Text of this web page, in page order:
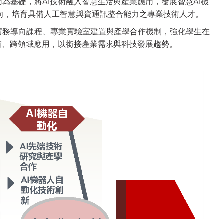
培育具備人工智慧與資通訊整合能力之專業技術人才。
導向課程、專業實驗室建置與產學合作機制，強化學生在
跨領域應用，以銜接產業需求與科技發展趨勢。